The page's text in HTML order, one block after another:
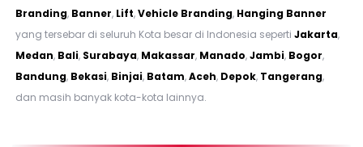
Branding, Banner, Lift,Vehicle Branding, Hanging Banner
yang tersebar di seluruh Kota besar di Indonesia sepertiJakarta,
Medan, Bali, Surabaya, Makassar, Manado,Jambi, Bogor,
Bandung, Bekasi, Binjai, Batam,Aceh, Depok, Tangerang,
dan masih banyak kota-kota lainnya.